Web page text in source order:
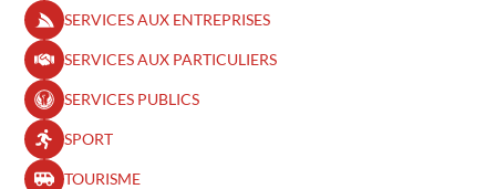
SERVICES AUX ENTREPRISES
SERVICES AUX PARTICULIERS
SERVICES PUBLICS
SPORT
TOURISME